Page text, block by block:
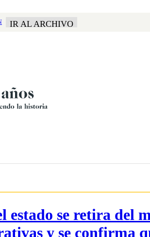
IR AL ARCHIVO
estado se retira del
y se confirma